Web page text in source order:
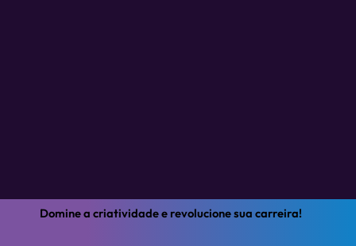
Domine a criatividade e revolucione sua carreira!